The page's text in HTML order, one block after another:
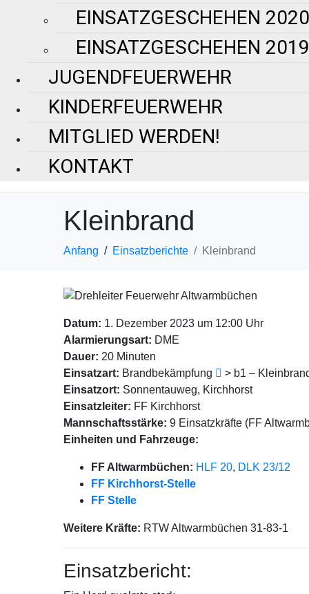
EINSATZGESCHEHEN 2020
EINSATZGESCHEHEN 2019
JUGENDFEUERWEHR
KINDERFEUERWEHR
MITGLIED WERDEN!
KONTAKT
Kleinbrand
Anfang Einsatzberichte Kleinbrand
Datum: 1. Dezember 2023 um 12:00 Uhr
Alarmierungsart: DME
Dauer: 20 Minuten
Einsatzart: Brandbekämpfung
> b1 –
Einsatzort: Sonnentauweg, Kirchhorst
Einsatzleiter: FF Kirchhorst
Mannschaftsstärke: 9 Einsatzkräfte (FF
Einheiten und Fahrzeuge:
FF Altwarmbüchen: HLF 20, DLK 23/12
FF Kirchhorst-Stelle
FF Stelle
Weitere Kräfte: RTW Altwarmbüchen 31-83-1
Einsatzbericht: